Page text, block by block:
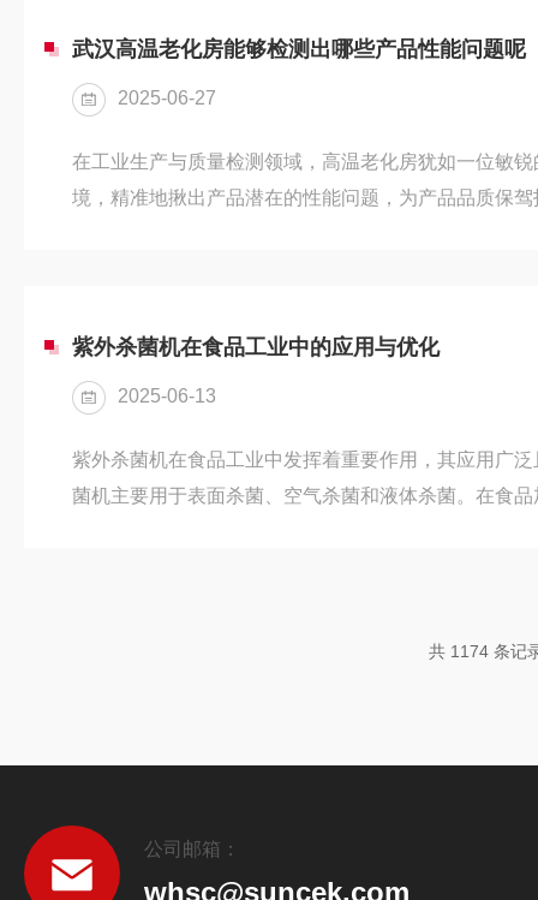
自由基或阳离子，进而引发单体或低聚物的聚合反应
变为固态。这一过程通常在几...
武汉高温老化房能够检测出哪些产品性能问题呢
2025-06-27
在工业生产与质量检测领域，高温老化房犹如一位敏锐
境，精准地揪出产品潜在的性能问题，为产品品质保
出现漂移，影响电路的电流分配和电压稳定性，造成
常启动、运行速度变慢等。此外，高...
紫外杀菌机在食品工业中的应用与优化
2025-06-13
紫外杀菌机在食品工业中发挥着重要作用，其应用广
菌机主要用于表面杀菌、空气杀菌和液体杀菌。在食
面，紫外杀菌机可用于饮用水、果汁、乳制品等液态
共 1174 条记
公司邮箱：
whsc@suncek.com